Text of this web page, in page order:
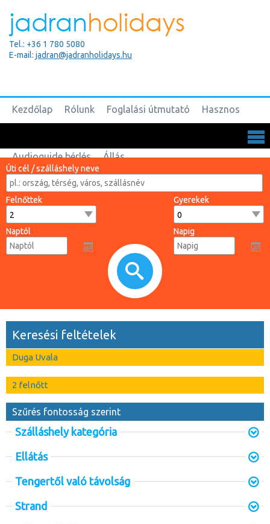
Tel.: +36 1 780 5080
E-mail: jadran@jadranholidays.hu
Kezdőlap Rólunk Foglalási útmutató Hasznos
Audioguide bérlés Állás
Úti cél / szálláshely neve
Felnőttek Gyerekek
Naptól Napig
Keresési feltételek
Duga Uvala
2 felnőtt
Szűrés fontosság szerint
Szálláshely kategória
Ellátás
Tengertől való távolság
Strand